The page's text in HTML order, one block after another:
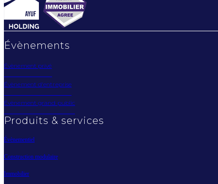
Évènements
Évènement privé
Évènement d'entreprise
Évènement grand public
Produits & services
Évènementiel
Construction modulaire
Immobilier